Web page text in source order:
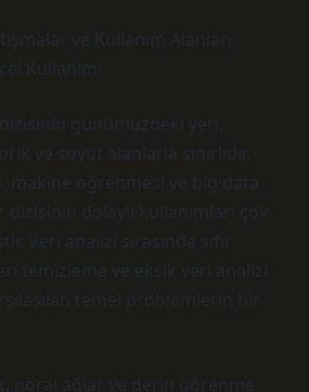
ve Kullanım Alanları
Kullanımı
günümüzdeki yeri,
ve soyut alanlarla sınırlıdır.
makine öğrenmesi ve big data
dizisinin dolaylı kullanımları çok
Veri analizi sırasında sıfır
temizleme ve eksik veri analizi
temel problemlerin bir
nöral ağlar ve derin öğrenme